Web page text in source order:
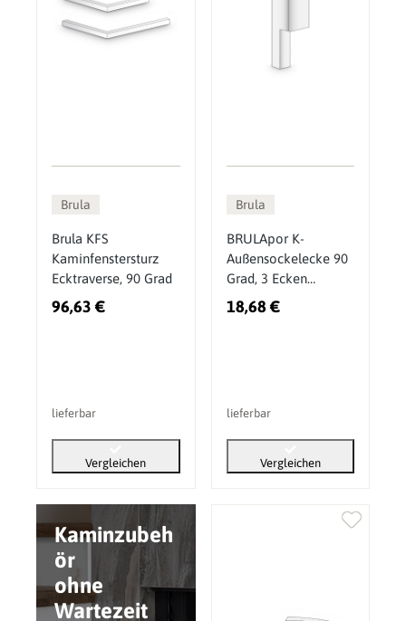
Kaminzubeh
ör
ohne
Wartezeit
Brula
Brula KFS
Kaminfenstersturz
Ecktraverse, 90 Grad
96,63 €
lieferbar
Vergleichen
Brula
BRULApor K-
Außensockelecke 90
Grad, 3 Ecken
profliert
18,68 €
lieferbar
Vergleichen